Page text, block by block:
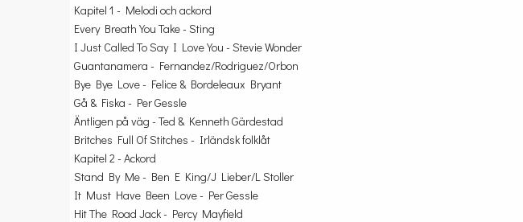
Kapitel 1 - Melodi och ackord
Every Breath You Take - Sting
I Just Called To Say I Love You - Stevie Wonder
Guantanamera - Fernandez/Rodriguez/Orbon
Bye Bye Love - Felice & Bordeleaux Bryant
Gå & Fiska - Per Gessle
Äntligen på väg - Ted & Kenneth Gärdestad
Britches Full Of Stitches - Irländsk folklåt
Kapitel 2 - Ackord
Stand By Me - Ben E King/J Lieber/L Stoller
It Must Have Been Love - Per Gessle
Hit The Road Jack - Percy Mayfield